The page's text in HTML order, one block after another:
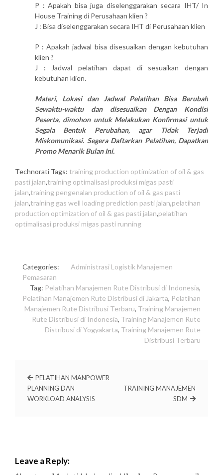
P : Apakah bisa juga diselenggarakan secara IHT/ In
House Training di Perusahaan klien ?
J : Bisa diselenggarakan secara IHT di Perusahaan klien
P : Apakah jadwal bisa disesuaikan dengan kebutuhan
klien ?
J : Jadwal pelatihan dapat di sesuaikan dengan
kebutuhan klien.
Materi, Lokasi dan Jadwal Pelatihan Bisa Berubah
Sewaktu-waktu dan disesuaikan Dengan Kondisi
Peserta, dimohon untuk Melakukan Konfirmasi untuk
Segala Bentuk Perubahan, agar Tidak Terjadi
Miskomunikasi. Segera Daftarkan Pelatihan, Dapatkan
Promo Menarik Bulan Ini.
Technorati Tags: training production optimization of oil & gas
pasti jalan,training optimalisasi produksi migas pasti
jalan,training pengenalan production of oil & gas pasti
jalan,training gas well loading prediction pasti jalan,pelatihan
production optimization of oil & gas pasti jalan,pelatihan
optimalisasi produksi migas pasti running
Categories: Administrasi Logistik Manajemen
Pemasaran
Tag: Pelatihan Manajemen Rute Distribusi di Indonesia,
Pelatihan Manajemen Rute Distribusi di Jakarta, Pelatihan
Manajemen Rute Distribusi Terbaru, Training Manajemen
Rute Distribusi di Indonesia, Training Manajemen Rute
Distribusi di Yogyakarta, Training Manajemen Rute
Distribusi Terbaru
PELATIHAN MANPOWER
PLANNING DAN
WORKLOAD ANALYSIS
TRAINING MANAJEMEN
SDM
Leave a Reply: